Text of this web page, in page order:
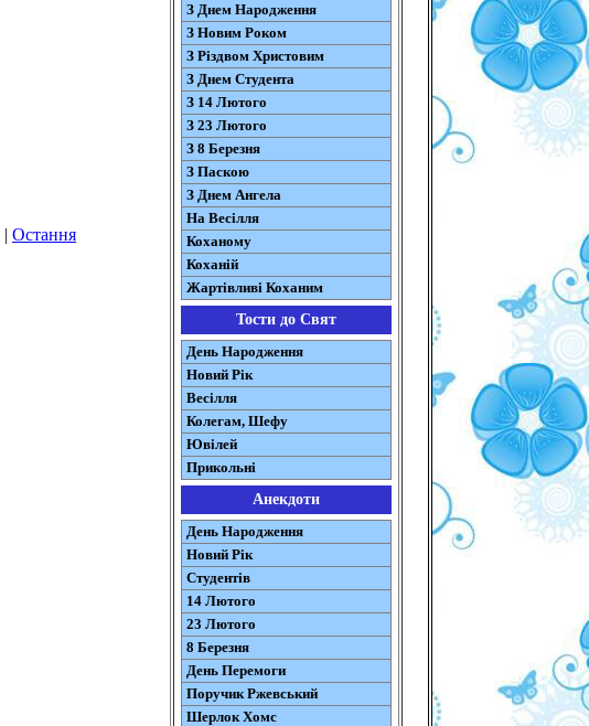
| Остання
З Днем Народження
З Новим Роком
З Різдвом Христовим
З Днем Студента
З 14 Лютого
З 23 Лютого
З 8 Березня
З Паскою
З Днем Ангела
На Весілля
Коханому
Коханій
Жартівливі Коханим
Тости до Свят
День Народження
Новий Рік
Весілля
Колегам, Шефу
Ювілей
Прикольні
Анекдоти
День Народження
Новий Рік
Студентів
14 Лютого
23 Лютого
8 Березня
День Перемоги
Поручик Ржевський
Шерлок Хомс